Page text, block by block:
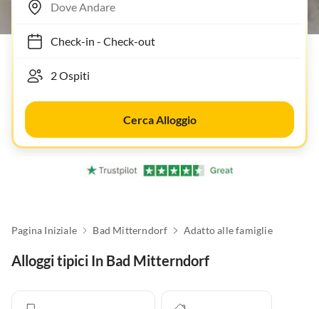
Check-in- Check-out
Cerca Alloggio
Pagina Iniziale Bad Mitterndorf Adatto alle famiglie
Alloggi tipici In Bad Mitterndorf